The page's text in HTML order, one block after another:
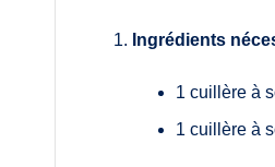
Ingrédients
1 cuillère à
1 cuillère à